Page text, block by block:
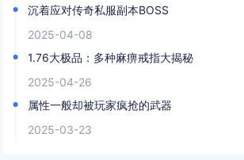
沉着应对传奇私服副本BOSS
2025-04-08
1.76大极品：多种麻痹戒指大揭秘
2025-04-26
属性一般却被玩家疯抢的武器
2025-03-23